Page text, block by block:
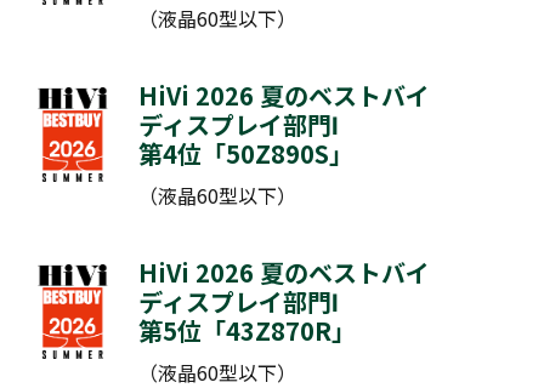
（液晶60型以下）
HiVi 2026 夏のベストバイ
ディスプレイ部門Ⅰ
第4位「50Z890S」
（液晶60型以下）
HiVi 2026 夏のベストバイ
ディスプレイ部門Ⅰ
第5位「43Z870R」
（液晶60型以下）